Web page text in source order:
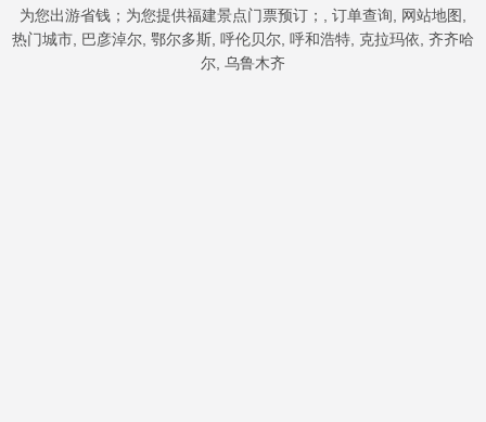
为您出游省钱；为您提供福建景点门票预订；, 订单查询, 网站地图,
热门城市, 巴彦淖尔, 鄂尔多斯, 呼伦贝尔, 呼和浩特, 克拉玛依, 齐齐哈
尔, 乌鲁木齐